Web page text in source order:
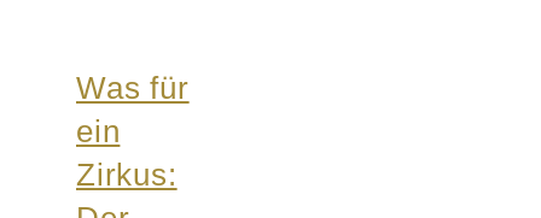
Was für
ein
Zirkus: